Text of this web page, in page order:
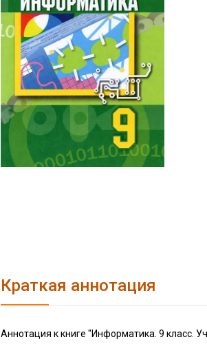
Краткая аннотация
Аннотация к книге "Информатика. 9 класс.